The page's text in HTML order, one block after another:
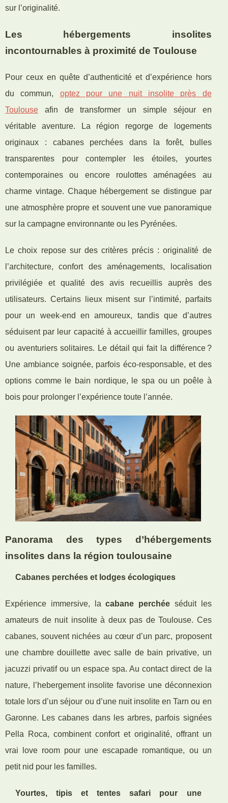
sur l’originalité.
Les hébergements insolites
incontournables à proximité de Toulouse
Pour ceux en quête d’authenticité et d’expérience hors
du commun, optez pour une nuit insolite près de
Toulouse afin de transformer un simple séjour en
véritable aventure. La région regorge de logements
originaux : cabanes perchées dans la forêt, bulles
transparentes pour contempler les étoiles, yourtes
contemporaines ou encore roulottes aménagées au
charme vintage. Chaque hébergement se distingue par
une atmosphère propre et souvent une vue panoramique
sur la campagne environnante ou les Pyrénées.
Le choix repose sur des critères précis : originalité de
l’architecture, confort des aménagements, localisation
privilégiée et qualité des avis recueillis auprès des
utilisateurs. Certains lieux misent sur l’intimité, parfaits
pour un week-end en amoureux, tandis que d’autres
séduisent par leur capacité à accueillir familles, groupes
ou aventuriers solitaires. Le détail qui fait la différence ?
Une ambiance soignée, parfois éco-responsable, et des
options comme le bain nordique, le spa ou un poêle à
bois pour prolonger l’expérience toute l’année.
Panorama des types d’hébergements
insolites dans la région toulousaine
Cabanes perchées et lodges écologiques
Expérience immersive, lacabane perchée séduit les
amateurs de nuit insolite à deux pas de Toulouse. Ces
cabanes, souvent nichées au cœur d’un parc, proposent
une chambre douillette avec salle de bain privative, un
jacuzzi privatif ou un espace spa. Au contact direct de la
nature, l’hebergement insolite favorise une déconnexion
totale lors d’un séjour ou d’une nuit insolite en Tarn ou en
Garonne. Les cabanes dans les arbres, parfois signées
Pella Roca, combinent confort et originalité, offrant un
vrai love room pour une escapade romantique, ou un
petit nid pour les familles.
Yourtes, tipis et tentes safari pour une